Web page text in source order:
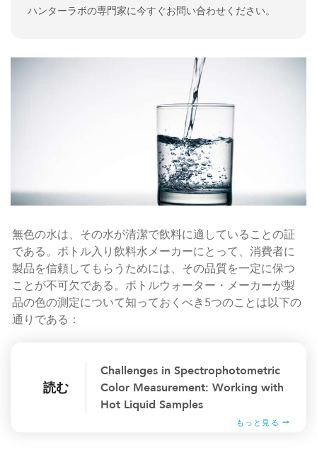
ハンターラボの専門家に今すぐお問い合わせください。
無色の水は、その水が清潔で飲料に適していることの証
である。ボトル入り飲料水メーカーにとって、消費者に
製品を信頼してもらうためには、その品質を一定に保つ
ことが不可欠である。ボトルウォーター・メーカーが製
品の色の測定について知っておくべき5つのことは以下の
通りである：
読む
Challenges in Spectrophotometric
Color Measurement: Working with
Hot Liquid Samples
もっと見る